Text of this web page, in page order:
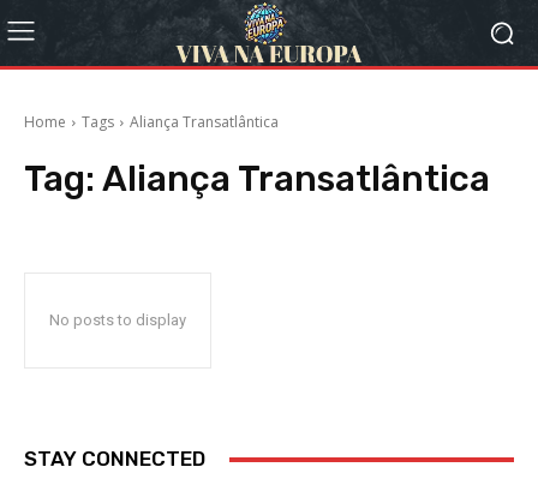
Home Tags Aliança Transatlântica
Tag: Aliança Transatlântica
No posts to display
STAY CONNECTED